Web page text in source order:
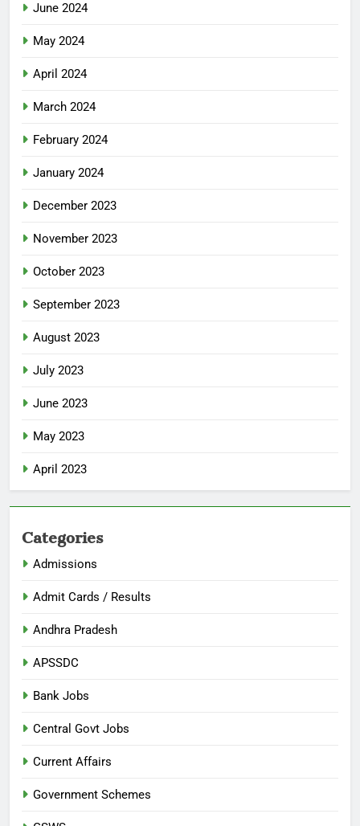
June 2024
May 2024
April 2024
March 2024
February 2024
January 2024
December 2023
November 2023
October 2023
September 2023
August 2023
July 2023
June 2023
May 2023
April 2023
Categories
Admissions
Admit Cards / Results
Andhra Pradesh
APSSDC
Bank Jobs
Central Govt Jobs
Current Affairs
Government Schemes